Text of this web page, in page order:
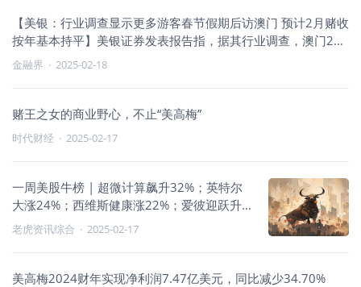
【美银：行业调查显示更多游客春节假期后访澳门 预计2月赌收
按年基本持平】美银证券发表报告指，据其行业调查，澳门2月
赌收目前与部分营运商的观察一样，即更多旅客今年延迟到澳
澳门元，而相对去年则录得6亿澳门元以下，认为更长的农历新
年出游或有助减轻投资者对农历新年首周赌收表现疲弱的担
忧。目前的走势建议2月赌收按年基本持平，按月微升，反映首
赢中场。 至于1月赌收市占率方面，该行的调查发现金沙中国及
新濠博亚按月分别增1.5个及2个百分点，后者更是达到重开后
的高位。永利澳门及美高梅分别录得跌1.5个及2个百分点，前
者跌至重开后的低位。而银河娱乐及澳博则按月持平。
金融界 · 2025-02-18
赌王之女的商业野心，不止“美高梅”
时代财经 · 2025-02-17
一周美股牛榜 | 超微计算飙升32%；英特尔
大涨24%；西维斯健康涨22%；爱彼迎跃升
20%
老虎资讯综合 · 2025-02-17
美高梅2024财年实现净利润7.47亿美元，同比减少34.70%